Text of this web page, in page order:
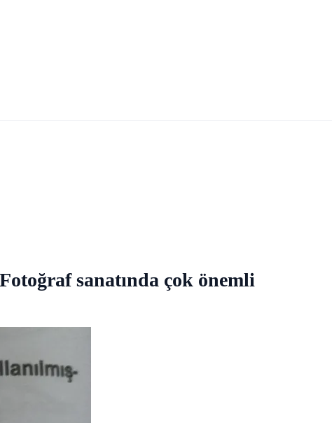
sanatında çok önemli